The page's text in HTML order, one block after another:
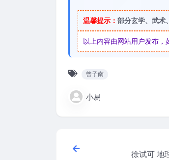
温馨提示： 部分玄学、武术
以上内容由网站用户发布
曾子南
小易